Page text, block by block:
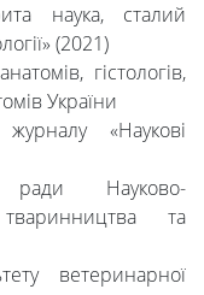
наука, сталий
(2021)
гістологів,
України
«Наукові
ради Науково-
тваринництва та
ветеринарної